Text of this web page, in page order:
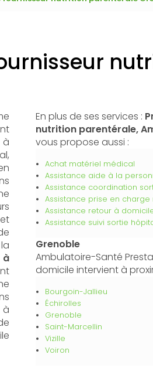
à
à
En plus de ses services :
nutrition parentérale,
vous propose aussi :
Achat matériel médical
Assistance aide à la
Assistance coordination
Assistance prise en
Assistance retour à
Assistance suivi sortie
Grenoble
Ambulatoire-Santé
domicile intervient à
Bourgoin-Jallieu
Échirolles
Grenoble
Saint-Marcellin
Vizille
Voiron